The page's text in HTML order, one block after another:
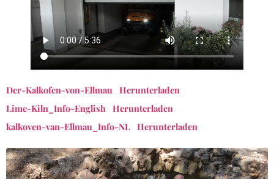
Der-Kalkofen-von-Ellmau
Herunterladen
Lime-Kiln_Info-English
Herunterladen
kalkoven-van-Ellmau_Info-NL Herunterladen